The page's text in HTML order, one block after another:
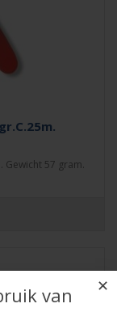
Gewicht 57 gram.
✕
van